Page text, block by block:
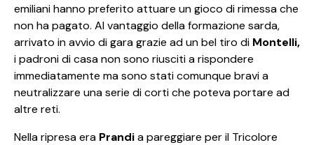
emiliani hanno preferito attuare un gioco di rimessa che
non ha pagato. Al vantaggio della formazione sarda,
arrivato in avvio di gara grazie ad un bel tiro di Montelli,
i padroni di casa non sono riusciti a rispondere
immediatamente ma sono stati comunque bravi a
neutralizzare una serie di corti che poteva portare ad
altre reti.
Nella ripresa era Prandia pareggiare per il Tricolore